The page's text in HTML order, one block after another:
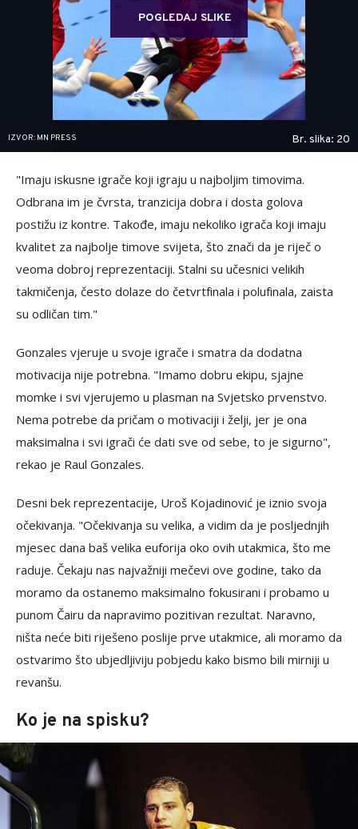
POGLEDAJ SLIKE
IZVOR: MN PRESS Br. slika: 20
"Imaju iskusne igrače koji igraju u najboljim timovima.
Odbrana im je čvrsta, tranzicija dobra i dosta golova
postižu iz kontre. Takođe, imaju nekoliko igrača koji imaju
kvalitet za najbolje timove svijeta, što znači da je riječ o
veoma dobroj reprezentaciji. Stalni su učesnici velikih
takmičenja, često dolaze do četvrtfinala i polufinala, zaista
su odličan tim."
Gonzales vjeruje u svoje igrače i smatra da dodatna
motivacija nije potrebna. "Imamo dobru ekipu, sjajne
momke i svi vjerujemo u plasman na Svjetsko prvenstvo.
Nema potrebe da pričam o motivaciji i želji, jer je ona
maksimalna i svi igrači će dati sve od sebe, to je sigurno",
rekao je Raul Gonzales.
Desni bek reprezentacije, Uroš Kojadinović je iznio svoja
očekivanja. "Očekivanja su velika, a vidim da je posljednjih
mjesec dana baš velika euforija oko ovih utakmica, što me
raduje. Čekaju nas najvažniji mečevi ove godine, tako da
moramo da ostanemo maksimalno fokusirani i probamo u
punom Čairu da napravimo pozitivan rezultat. Naravno,
ništa neće biti riješeno poslije prve utakmice, ali moramo da
ostvarimo što ubjedljiviju pobjedu kako bismo bili mirniji u
revanšu.
Ko je na spisku?